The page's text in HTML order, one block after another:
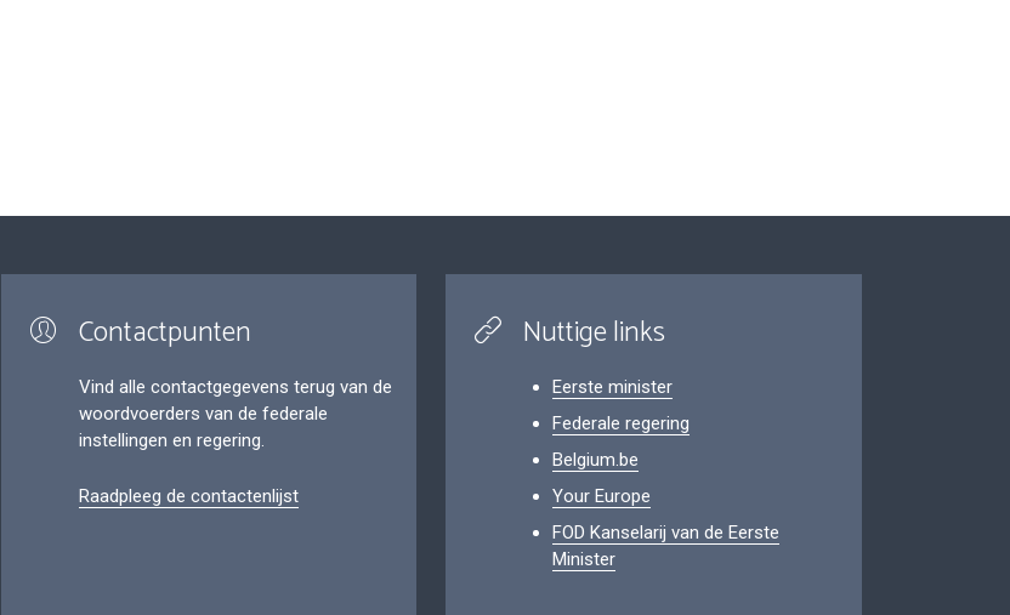
Contactpunten
Vind alle contactgegevens terug van de
woordvoerders van de federale
instellingen en regering.
Raadpleeg de contactenlijst
Nuttige links
Eerste minister
Federale regering
Belgium.be
Your Europe
FOD Kanselarij van de Eerste
Minister